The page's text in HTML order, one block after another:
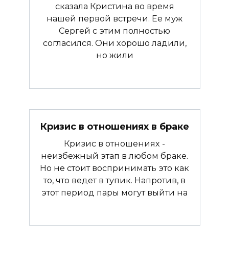
сказала Кристина во время
нашей первой встречи. Ее муж
Сергей с этим полностью
согласился. Они хорошо ладили,
но жили
Кризис в отношениях в браке
Кризис в отношениях -
неизбежный этап в любом браке.
Но не стоит воспринимать это как
то, что ведет в тупик. Напротив, в
этот период пары могут выйти на